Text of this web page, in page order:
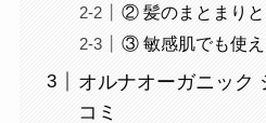
② 髪のまとまり
③ 敏感肌でも使え
オルナオーガニック
コミ